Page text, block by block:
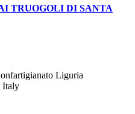
TRUOGOLI DI SANTA
Liguria
Italy